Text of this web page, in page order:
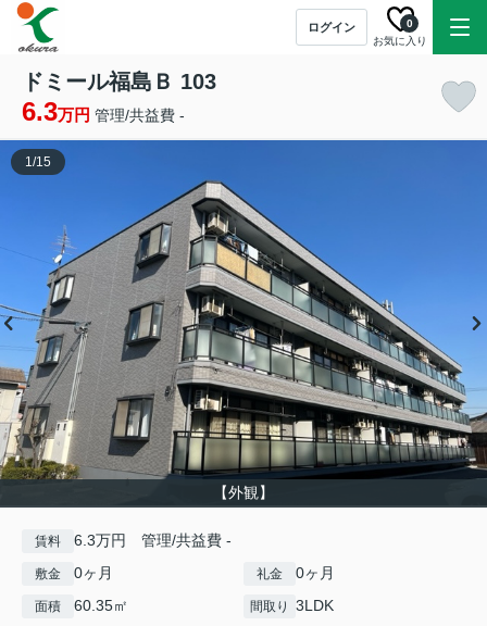
ログイン
お気に入り
0
ドミール福島Ｂ 103
6.3万円 管理/共益費 -
【外観】
1/15
賃料 6.3万円 管理/共益費 -
敷金 0ヶ月 礼金 0ヶ月
面積 60.35㎡ 間取り 3LDK